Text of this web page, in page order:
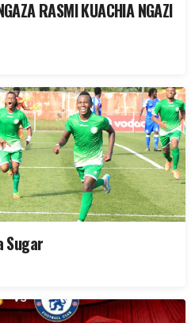
RASMI KUACHIA NGAZI
Sugar